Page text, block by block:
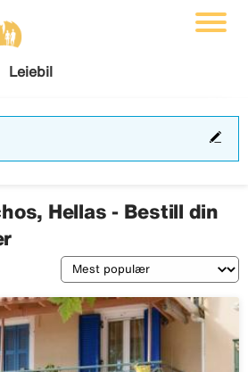
Leiebil
Hellas - Bestill din
Sortering